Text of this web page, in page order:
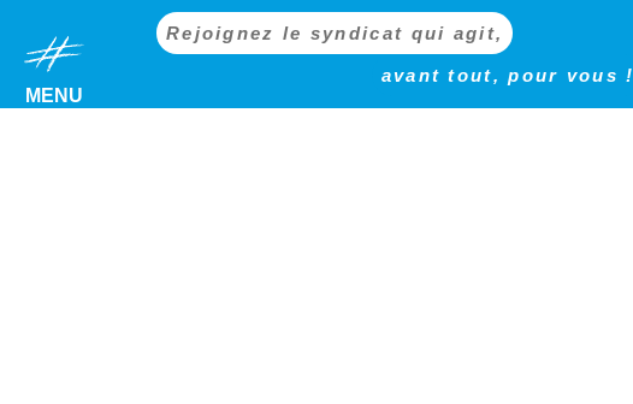
MENU
Rejoignez le syndicat qui agit,
avant tout, pour vous !